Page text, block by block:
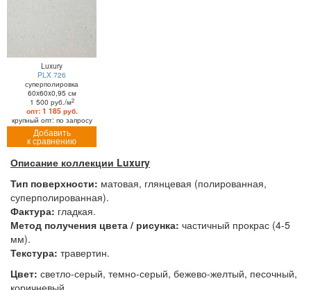
Luxury
PLX 726
суперполировка
60x60x0,95 см
1 500 руб./м2
опт: 1 185 руб.
крупный опт: по запросу
Добавить
к сравнению
Описание коллекции Luxury
Тип поверхности: матовая, глянцевая (полированная,
суперполированная).
Фактура: гладкая.
Метод получения цвета / рисунка: частичный прокрас (4-5
мм).
Текстура: травертин.
Цвет: светло-серый, темно-серый, бежево-желтый, песочный,